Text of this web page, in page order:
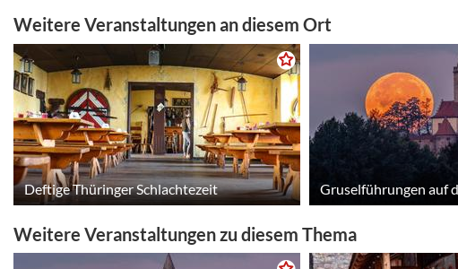
Weitere Veranstaltungen an diesem Ort
Deftige Thüringer Schlachtezeit Gruselführungen auf
Weitere Veranstaltungen zu diesem Thema